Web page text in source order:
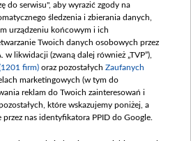
100 mln, październik 350
mln)
48 862 000,00 PLN
umowy: GRUDZIEŃ 2025
60,548 mln)
900 000 000,00 PLN
umowy: LUTY 2026 (wpłata
do serwisu", aby wyrazić zgody na
śledzenia i zbierania danych,
urządzeniu końcowym i ich
Twoich danych osobowych przez
w likwidacji (zwaną dalej również „TVP”),
firm) oraz pozostałych Zaufanych
marketingowych (w tym do
reklam do Twoich zainteresowań i
które wskazujemy poniżej, a
nas identyfikatora PPID do Google.